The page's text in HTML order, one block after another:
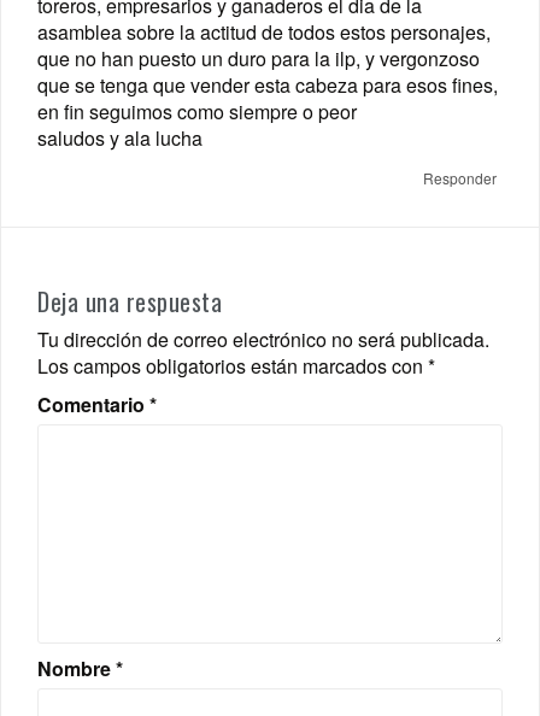
asamblea sobre la actitud de todos estos personajes,
que no han puesto un duro para la ilp, y vergonzoso
que se tenga que vender esta cabeza para esos fines,
en fin seguimos como siempre o peor
saludos y ala lucha
Responder
Deja una respuesta
Tu dirección de correo electrónico no será publicada.
Los campos obligatorios están marcados con *
Comentario *
Nombre*